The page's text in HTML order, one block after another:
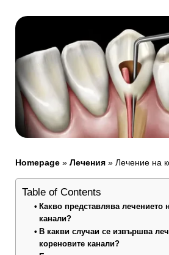
Homepage » Лечения » Лечение на
Table of Contents
Какво представлява лечението
канали?
В какви случаи се извършва
кореновите канали?